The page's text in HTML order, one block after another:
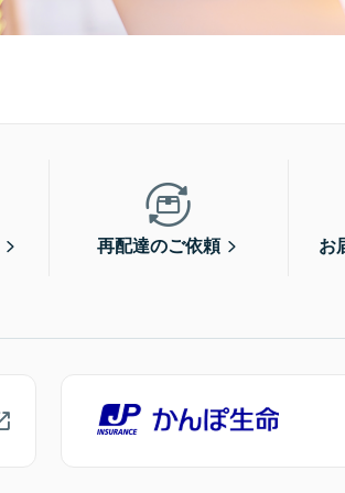
再配達のご依頼 お